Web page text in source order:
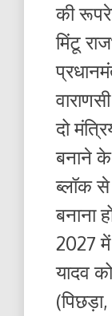
की
मिंटू
दो
बनाने
ब्लॉक
बनाना
2027
यादव